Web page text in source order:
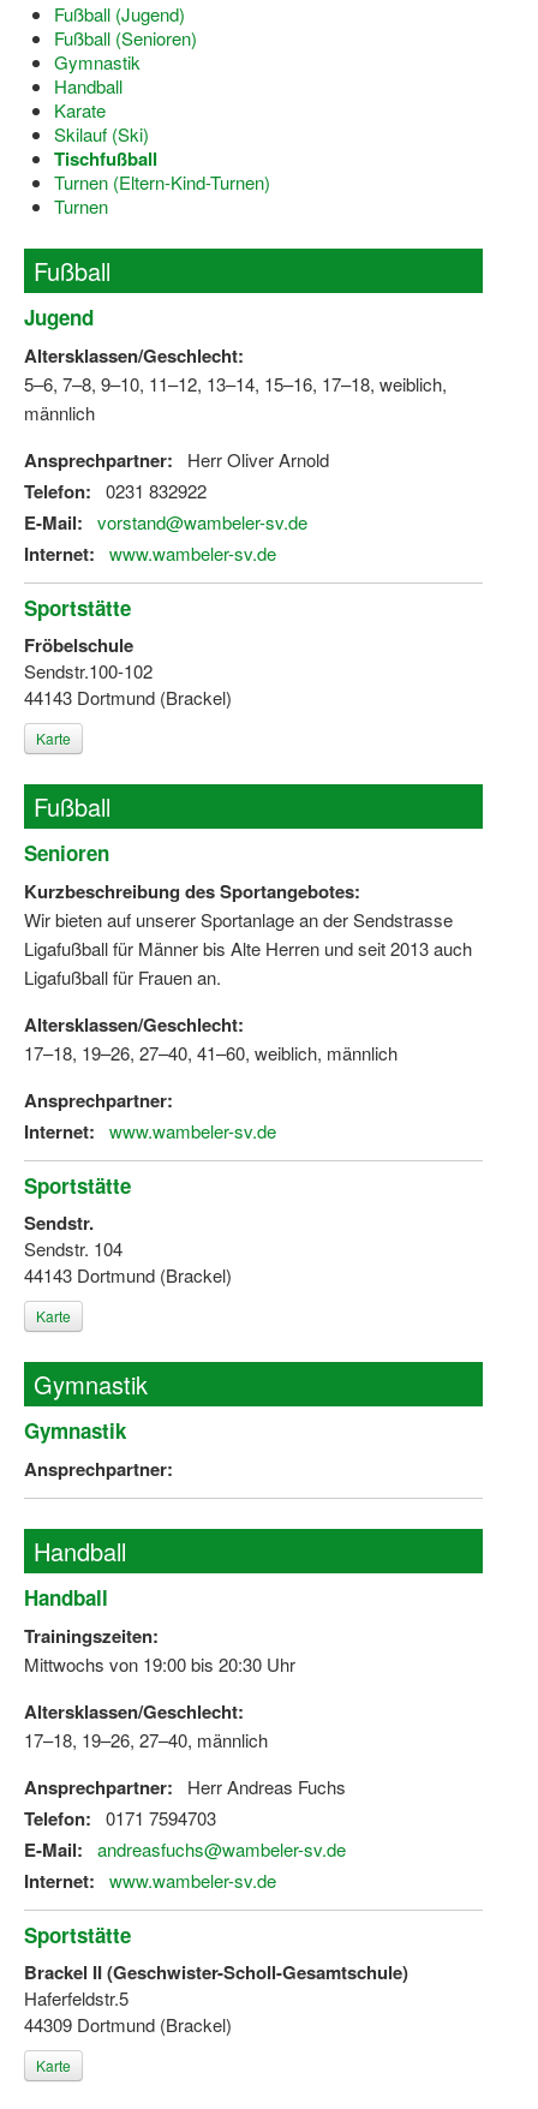
Mädchen in Mannschaftssportarten
Bewegungszwerge
Bewegungskindergarten
Mini-Sportabzeichen
Sportgutschein 4.0
SportartCheck
Sport im Ganztag
Sport vor Ort
Integration durch Sport
NRW bewegt seine KINDER!
Bewegt zu Hause
Bewegt ÄLTER werden in NRW!
Bewegt GESUND bleiben in NRW!
Aktionen zu "Bewegt Älter werden" / "Bewegt gesund
Bewegungsmodel
SSB-Sport
Gymnastik und Entspannung für Frauen
Koronarsport
Seniorensport
Wassergymnastik / Aqua-Step
Reha-Sportangebote in NRW suchen
Sportjugend
Vorstand Sportjugend
Vereinsentwicklung – Zeig dein Profil
Ferienfreizeiten
Sporthelferforum
Kinder- und Jugendqualifizierung
Kinderschutz im Sport
Fußball (Jugend)
Fußball (Senioren)
Gymnastik
Handball
Karate
Skilauf (Ski)
Tischfußball
Turnen (Eltern-Kind-Turnen)
Turnen
Fußball
Jugend
Altersklassen/Geschlecht:
5–6, 7–8, 9–10, 11–12, 13–14, 15–16, 17–18, weiblich,
männlich
Ansprechpartner: Herr Oliver Arnold
Telefon: 0231 832922
E-Mail: vorstand@wambeler-sv.de
Internet: www.wambeler-sv.de
Sportstätte
Fröbelschule
Sendstr.100-102
44143 Dortmund (Brackel)
Karte
Fußball
Senioren
Kurzbeschreibung des Sportangebotes:
Wir bieten auf unserer Sportanlage an der Sendstrasse
Ligafußball für Männer bis Alte Herren und seit 2013 auch
Ligafußball für Frauen an.
Altersklassen/Geschlecht:
17–18, 19–26, 27–40, 41–60, weiblich, männlich
Ansprechpartner:
Internet:
www.wambeler-sv.de
Sportstätte
Sendstr.
Sendstr. 104
44143 Dortmund (Brackel)
Karte
Gymnastik
Gymnastik
Ansprechpartner:
Handball
Handball
Trainingszeiten:
Mittwochs von 19:00 bis 20:30 Uhr
Altersklassen/Geschlecht:
17–18, 19–26, 27–40, männlich
Ansprechpartner: Herr Andreas Fuchs
Telefon: 0171 7594703
E-Mail: andreasfuchs@wambeler-sv.de
Internet: www.wambeler-sv.de
Sportstätte
Brackel II (Geschwister-Scholl-Gesamtschule)
Haferfeldstr.5
44309 Dortmund (Brackel)
Karte